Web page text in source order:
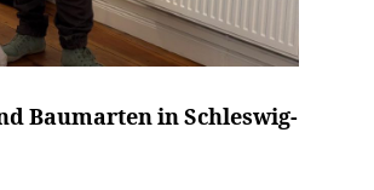
Baumarten in Schleswig-